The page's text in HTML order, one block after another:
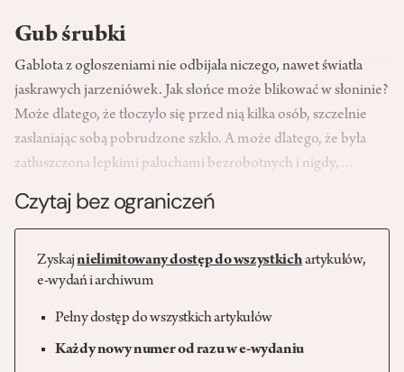
Gub śrubki
Gablota z ogłoszeniami nie odbijała niczego, nawet światła
jaskrawych jarzeniówek. Jak słońce może blikować w słoninie?
Może dlatego, że tłoczyło się przed nią kilka osób, szczelnie
zasłaniając sobą pobrudzone szkło. A może dlatego, że była
zatłuszczona lepkimi paluchami bezrobotnych i nigdy,…
Czytaj bez ograniczeń
Zyskajnielimitowany dostęp do wszystkichartykułów,
e-wydań i archiwum
Pełny dostęp do wszystkich artykułów
Każdy nowy numer od razu w e-wydaniu